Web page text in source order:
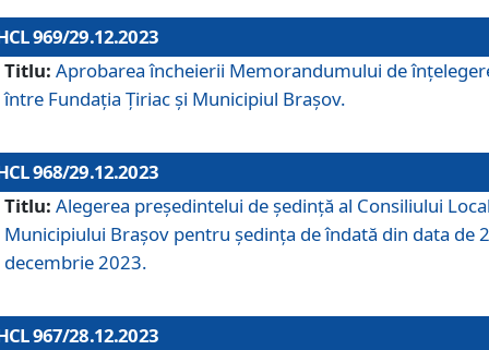
969/29.12.2023
Titlu: Aprobarea încheierii Memorandumului de
între Fundația Țiriac și Municipiul Brașov.
968/29.12.2023
Titlu: Alegerea preşedintelui de şedinţă al Consiliului
Municipiului Braşov pentru ședința de îndată din data de
decembrie 2023.
967/28.12.2023